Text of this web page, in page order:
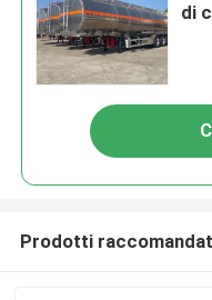
di
Prodotti